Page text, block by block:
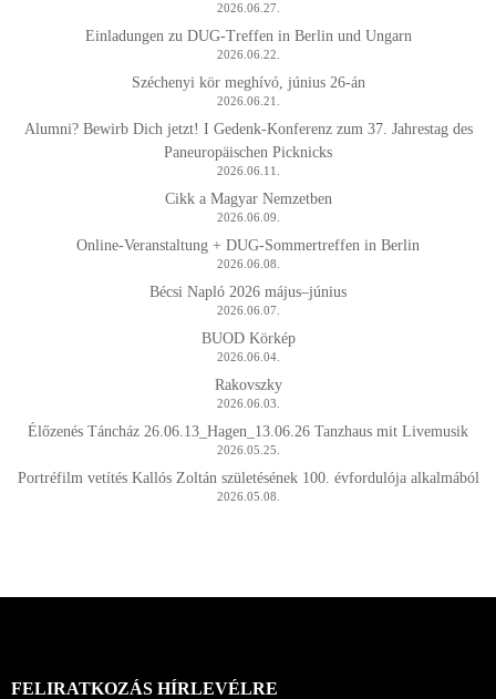
2026.06.27.
Einladungen zu DUG-Treffen in Berlin und Ungarn
2026.06.22.
Széchenyi kör meghívó, június 26-án
2026.06.21.
Alumni? Bewirb Dich jetzt! I Gedenk-Konferenz zum 37. Jahrestag des
Paneuropäischen Picknicks
2026.06.11.
Cikk a Magyar Nemzetben
2026.06.09.
Online-Veranstaltung + DUG-Sommertreffen in Berlin
2026.06.08.
Bécsi Napló 2026 május–június
2026.06.07.
BUOD Körkép
2026.06.04.
Rakovszky
2026.06.03.
Élőzenés Táncház 26.06.13_Hagen_13.06.26 Tanzhaus mit Livemusik
2026.05.25.
Portréfilm vetítés Kallós Zoltán születésének 100. évfordulója alkalmából
2026.05.08.
FELIRATKOZÁS HÍRLEVÉLRE